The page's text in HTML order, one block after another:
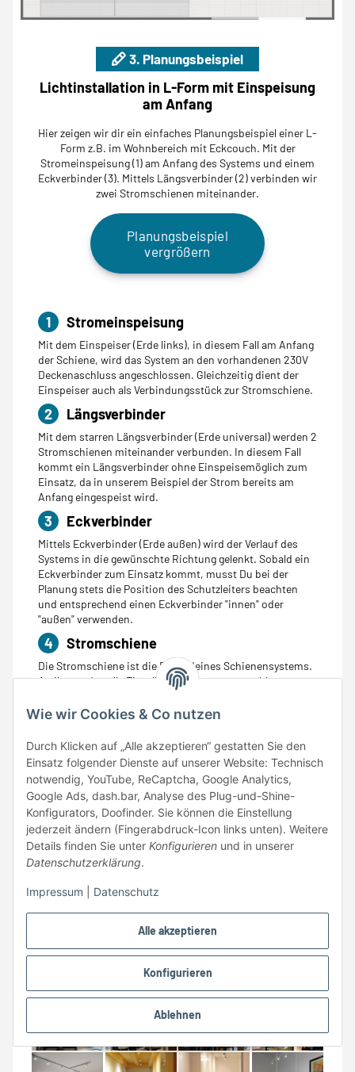
Alle akzeptieren
Konfigurieren
Ablehnen
Wie wir Cookies & Co nutzen
Durch Klicken auf „Alle akzeptieren“ gestatten Sie den
Einsatz folgender Dienste auf unserer Website: Technisch
notwendig, YouTube, ReCaptcha, Google Analytics,
Google Ads, dash.bar, Analyse des Plug-und-Shine-
Konfigurators, Doofinder. Sie können die Einstellung
jederzeit ändern (Fingerabdruck-Icon links unten). Weitere
Details finden Sie unter Konfigurieren und in unserer
Datenschutzerklärung.
Impressum Datenschutz
3. Planungsbeispiel
Lichtinstallation in L-Form mit Einspeisung
am Anfang
Hier zeigen wir dir ein einfaches Planungsbeispiel einer L-
Form z.B. im Wohnbereich mit Eckcouch. Mit der
Stromeinspeisung (1) am Anfang des Systems und einem
Eckverbinder (3). Mittels Längsverbinder (2) verbinden wir
zwei Stromschienen miteinander.
Planungsbeispiel
vergrößern
1 Stromeinspeisung
Mit dem Einspeiser (Erde links), in diesem Fall am Anfang
der Schiene, wird das System an den vorhandenen 230V
Deckenaschluss angeschlossen. Gleichzeitig dient der
Einspeiser auch als Verbindungsstück zur Stromschiene.
2 Längsverbinder
Mit dem starren Längsverbinder (Erde universal) werden 2
Stromschienen miteinander verbunden. In diesem Fall
kommt ein Längsverbinder ohne Einspeisemöglich zum
Einsatz, da in unserem Beispiel der Strom bereits am
Anfang eingespeist wird.
3 Eckverbinder
Mittels Eckverbinder (Erde außen) wird der Verlauf des
Systems in die gewünschte Richtung gelenkt. Sobald ein
Eckverbinder zum Einsatz kommt, musst Du bei der
Planung stets die Position des Schutzleiters beachten
und entsprechend einen Eckverbinder "innen" oder
"außen" verwenden.
4 Stromschiene
Die Stromschiene ist die Basis deines Schienensystems.
An ihr werden alle Einzelkomponenten angeschlossen.
Anbringung leicht und schnell. Bei der Montage der
entsprechend deiner Konfiguration innen oder außen
liegt.
Beispiele und Impressionen 1-Phasen
Schienensystem
eine hervorragende Qualität. Die Stromschienen und
das Montagezubehör sind in mehreren Farben erhältlich
und die große Auswahl an Spots, Strahlern und
Pendelleuchten bietet eine hohe Flexibilität und
Wünschen und Bedürfnissen.